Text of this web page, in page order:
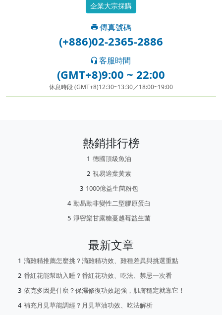
企業大宗採購
傳真號碼
(+886)02-2365-2886
客服時間
(GMT+8)9:00 ~ 22:00
休息時段 (GMT+8)12:30~13:30／18:00~19:00
熱銷排行榜
德國頂級魚油
視易適葉黃素
1000億益生菌粉包
動易動非變性二型膠原蛋白
淨密樂甘露糖蔓越莓益生菌
最新文章
滴雞精推薦怎麼挑？滴雞精功效、雞種差異與挑選重點
番紅花能幫助入睡？番紅花功效、吃法、禁忌一次看
依克多因是什麼？保濕修復功效超強，肌膚穩定就靠它！
補充月見草能調經？月見草油功效、吃法解析